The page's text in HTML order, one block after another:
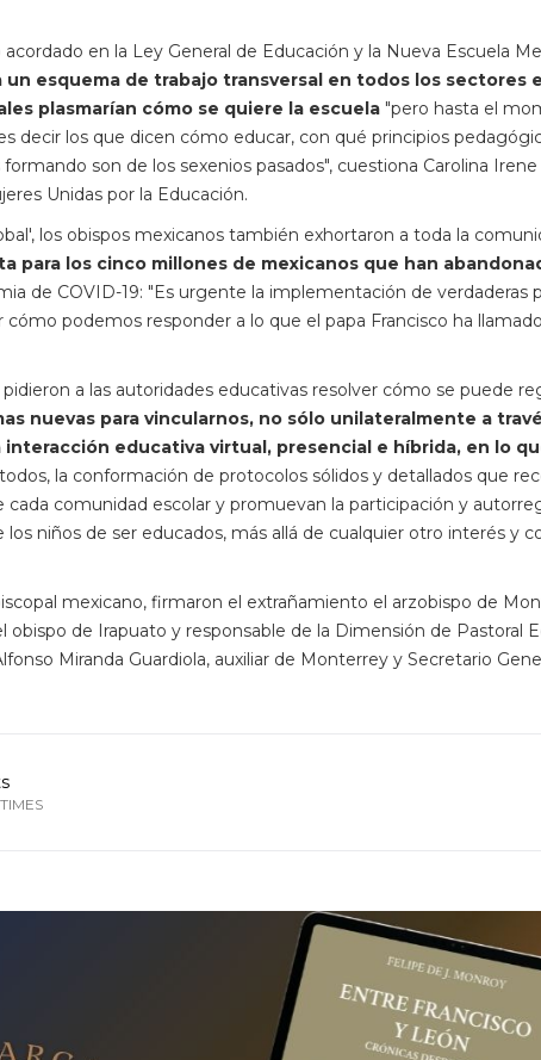
en la Ley General de Educación y la Nueva Escuela
un esquema de trabajo transversal en todos los sectores
plasmarían cómo se quiere la escuela "pero hasta el
decir los que dicen cómo educar, con qué principios
son de los sexenios pasados", cuestiona Carolina
Unidas por la Educación.
los obispos mexicanos también exhortaron a toda la
para los cinco millones de mexicanos que han
de COVID-19: "Es urgente la implementación de verdaderas
cómo podemos responder a lo que el papa Francisco ha
a las autoridades educativas resolver cómo se puede
nuevas para vincularnos, no sólo unilateralmente a
educativa virtual, presencial e híbrida, en lo
la conformación de protocolos sólidos y detallados que
cada comunidad escolar y promuevan la participación y
niños de ser educados, más allá de cualquier otro interés y
mexicano, firmaron el extrañamiento el arzobispo de
obispo de Irapuato y responsable de la Dimensión de Pastoral
Miranda Guardiola, auxiliar de Monterrey y Secretario